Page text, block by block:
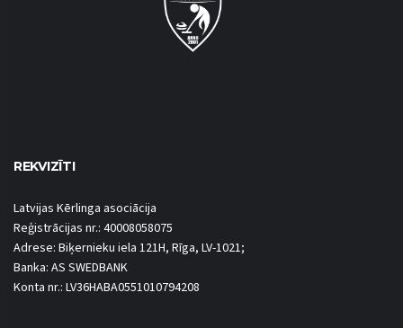
REKVIZĪTI
Latvijas Kērlinga asociācija
Reģistrācijas nr.: 40008058075
Adrese: Biķernieku iela 121H, Rīga, LV-1021;
Banka: AS SWEDBANK
Konta nr.: LV36HABA0551010794208